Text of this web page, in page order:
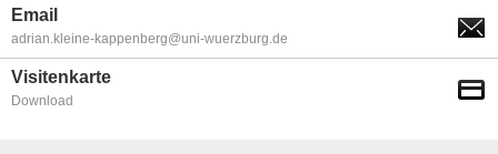
Email
adrian.kleine-kappenberg@uni-wuerzburg.de
Visitenkarte
Download